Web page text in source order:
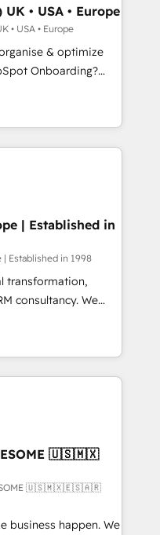
with
across
financial services
Johannesburg, Cape
Gemini and
- Platform
Award -
• USA • Europe
• USA • Europe
& optimize
your business
& workflows,
Salesforce,
Service Hub, Data
27001:2022, ISO
2023 certified •
framework,
you 'organise
| Established in
| Established in 1998
transformation,
We
clients to
and fuel their
improve
• RevOps &
What
🇺🇸🇲🇽
🇺🇸🇲🇽🇪🇸🇦🇷
business happen. We